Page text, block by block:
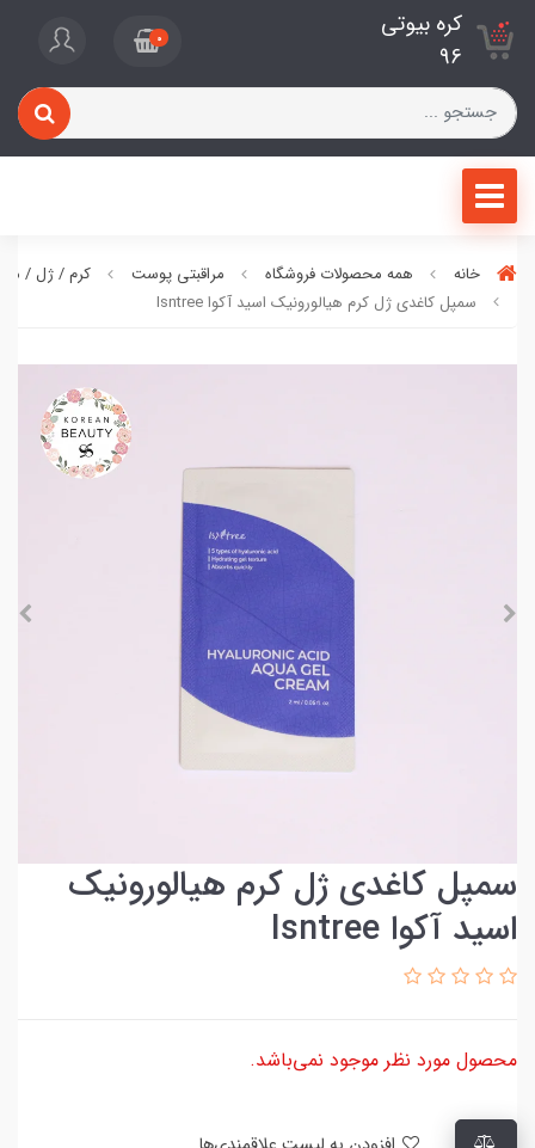
کره بیوتی
96
0
خانه همه محصولات فروشگاه مراقبتی پوست
کرم / ژل /
سمپل کاغدی ژل کرم هیالورونیک اسید آکوا Isntree
سمپل کاغدی ژل کرم هیالورونیک
اسید آکوا Isntree
محصول مورد نظر موجود نمی‌باشد.